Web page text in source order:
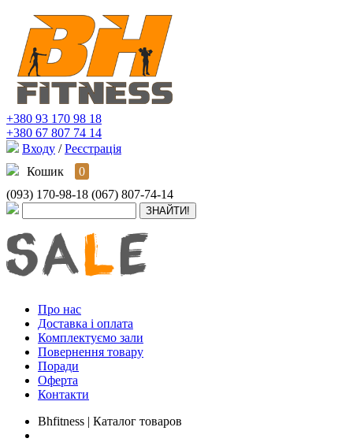
+380 93 170 98 18
+380 67 807 74 14
Входу / Реєстрація
Кошик
0
(093) 170-98-18 (067) 807-74-14
Про нас
Доставка і оплата
Комплектуємо зали
Повернення товару
Поради
Оферта
Контакти
Bhfitness | Каталог товаров